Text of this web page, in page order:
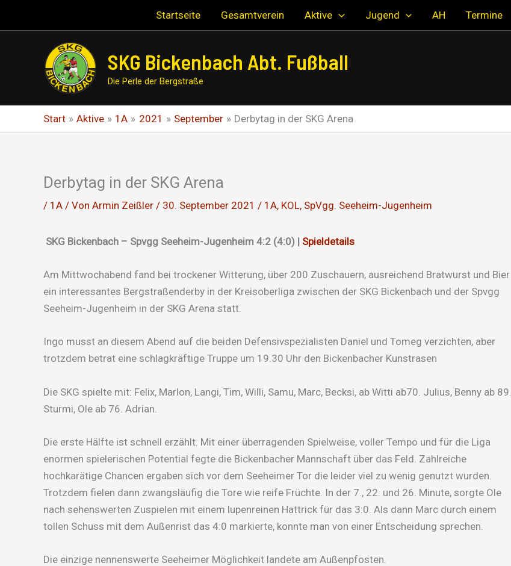
Startseite Gesamtverein Aktive Jugend AH Termine
SKG Bickenbach Abt. Fußball
Die Perle der Bergstraße
Start Aktive 1A 2021 September Derbytag in der SKG Arena
Derbytag in der SKG Arena
/ 1A / Von Armin Zeißler / 30. September 2021 / 1A, KOL, SpVgg. Seeheim-Jugenheim
SKG Bickenbach – Spvgg Seeheim-Jugenheim 4:2 (4:0) | Spieldetails
Am Mittwochabend fand bei trockener Witterung, über 200 Zuschauern, ausreichend Bratwurst und Bier
ein interessantes Bergstraßenderby in der Kreisoberliga zwischen der SKG Bickenbach und der Spvgg
Seeheim-Jugenheim in der SKG Arena statt.
Ingo musst an diesem Abend auf die beiden Defensivspezialisten Daniel und Tomeg verzichten, aber
trotzdem betrat eine schlagkräftige Truppe um 19.30 Uhr den Bickenbacher Kunstrasen
Die SKG spielte mit: Felix, Marlon, Langi, Tim, Willi, Samu, Marc, Becksi, ab Witti ab70. Julius, Benny ab 89.
Sturmi, Ole ab 76. Adrian.
Die erste Hälfte ist schnell erzählt. Mit einer überragenden Spielweise, voller Tempo und für die Liga
enormen spielerischen Potential fegte die Bickenbacher Mannschaft über das Feld. Zahlreiche
hochkarätige Chancen ergaben sich vor dem Seeheimer Tor die leider viel zu wenig genutzt wurden.
Trotzdem fielen dann zwangsläufig die Tore wie reife Früchte. In der 7., 22. und 26. Minute, sorgte Ole
nach sehenswerten Zuspielen mit einem lupenreinen Hattrick für das 3:0. Als dann Marc durch einem
tollen Schuss mit dem Außenrist das 4:0 markierte, konnte man von einer Entscheidung sprechen.
Die einzige nennenswerte Seeheimer Möglichkeit landete am Außenpfosten.